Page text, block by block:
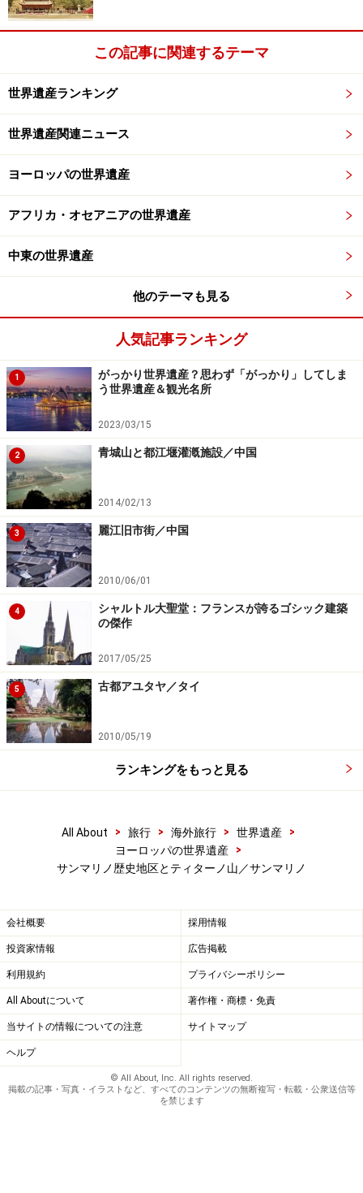
この記事に関連するテーマ
世界遺産ランキング
世界遺産関連ニュース
ヨーロッパの世界遺産
アフリカ・オセアニアの世界遺産
中東の世界遺産
他のテーマも見る
人気記事ランキング
1
がっかり世界遺産？思わず「がっかり」してしま
う世界遺産＆観光名所
2023/03/15
2 青城山と都江堰灌漑施設／中国
2014/02/13
3 麗江旧市街／中国
2010/06/01
4
シャルトル大聖堂：フランスが誇るゴシック建築
の傑作
2017/05/25
5 古都アユタヤ／タイ
2010/05/19
ランキングをもっと見る
All About > 旅行 > 海外旅行 > 世界遺産
>
ヨーロッパの世界遺産
>
サンマリノ歴史地区とティターノ山／サンマリノ
会社概要 採用情報
投資家情報 広告掲載
利用規約 プライバシーポリシー
All Aboutについて 著作権・商標・免責
当サイトの情報についての注意 サイトマップ
ヘルプ
© All About, Inc. All rights reserved.
掲載の記事・写真・イラストなど、すべてのコンテンツの無断複写・転載・公衆送信等
を禁じます